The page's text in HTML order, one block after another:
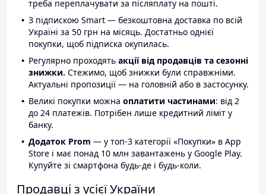
треба переплачувати за післяплату на пошті.
З підпискою Smart — безкоштовна доставка по всій
Україні за 50 грн на місяць. Достатньо однієї
покупки, щоб підписка окупилась.
Регулярно проходять акції від продавців та сезонні
знижки. Стежимо, щоб знижки були справжніми.
Актуальні пропозиції — на головній або в застосунку.
Великі покупки можна оплатити частинами: від 2
до 24 платежів. Потрібен лише кредитний ліміт у
банку.
Додаток Prom — у топ-3 категорії «Покупки» в App
Store і має понад 10 млн завантажень у Google Play.
Купуйте зі смартфона будь-де і будь-коли.
Продавці з усієї України